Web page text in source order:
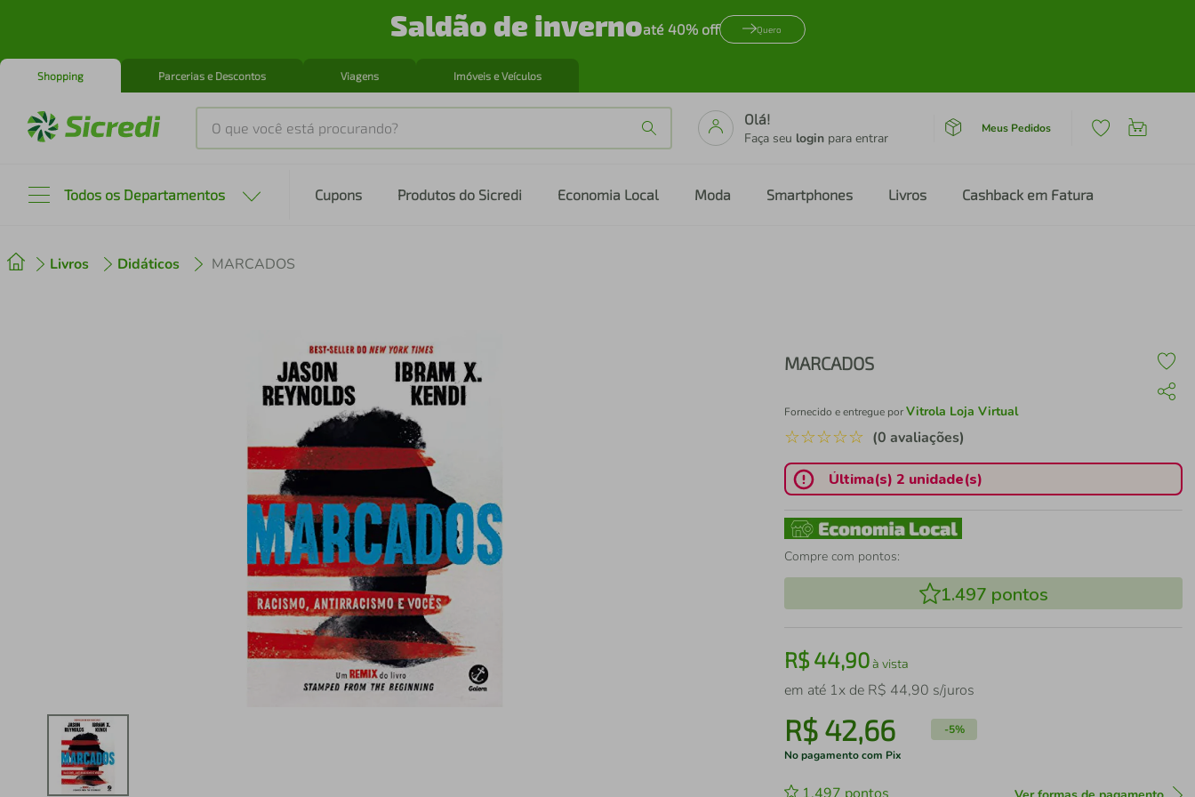
Saldão de invernoaté 40% off Quero
Shopping Parcerias e Descontos Viagens Imóveis e Veículos
O que você está procurando?
Olá!
Faça seu login para entrar
Meus Pedidos
Todos os Departamentos Cupons Produtos do Sicredi Economia Local Moda Smartphones Livros Cashback em Fatura
Livros Didáticos MARCADOS
MARCADOS
Fornecido e entregue porVitrola Loja Virtual
☆☆☆☆☆ (0 avaliações)
Última(s) 2 unidade(s)
Compre com pontos:
1.497 pontos
R$44,90à vista
em até 1x de R$ 44,90 s/juros
R$ 42,66 -5%
No pagamento com Pix
2 cafeteira